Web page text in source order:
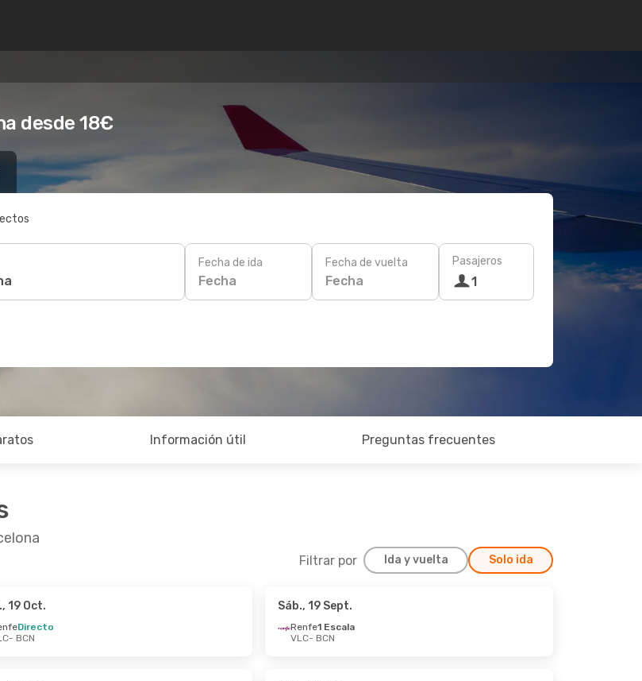
desde 18€
Fecha de ida
Fecha
Fecha de vuelta
Fecha
Pasajeros
1
Información útil Preguntas frecuentes
Filtrar por Ida y vuelta Solo ida
19 Oct.
Directo
- BCN
Sáb., 19 Sept.
Renfe1 Escala
VLC- BCN